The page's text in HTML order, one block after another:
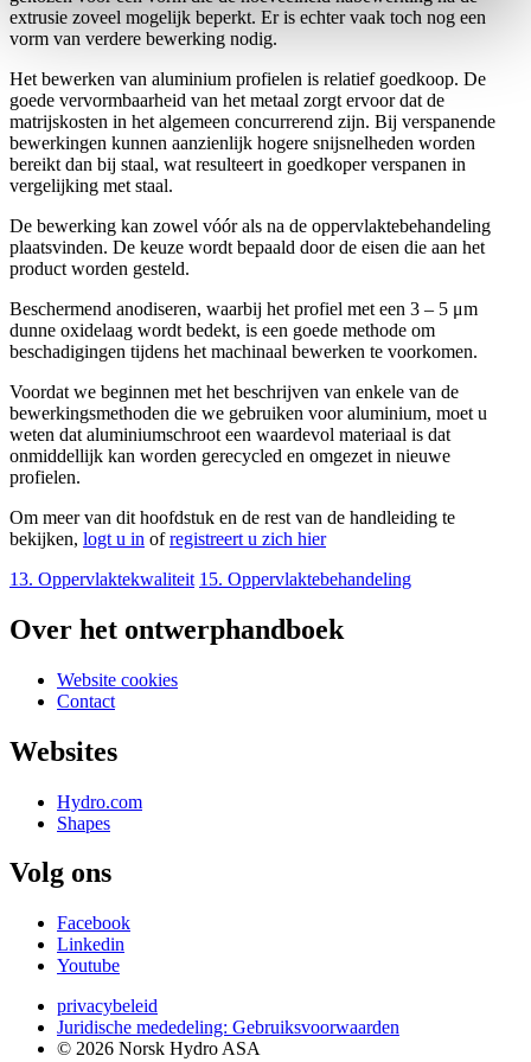
extrusie zoveel mogelijk beperkt. Er is echter vaak toch nog een
vorm van verdere bewerking nodig.
Het bewerken van aluminium profielen is relatief goedkoop. De
goede vervormbaarheid van het metaal zorgt ervoor dat de
matrijskosten in het algemeen concurrerend zijn. Bij verspanende
bewerkingen kunnen aanzienlijk hogere snijsnelheden worden
bereikt dan bij staal, wat resulteert in goedkoper verspanen in
vergelijking met staal.
De bewerking kan zowel vóór als na de oppervlaktebehandeling
plaatsvinden. De keuze wordt bepaald door de eisen die aan het
product worden gesteld.
Beschermend anodiseren, waarbij het profiel met een 3 – 5 μm
dunne oxidelaag wordt bedekt, is een goede methode om
beschadigingen tijdens het machinaal bewerken te voorkomen.
Voordat we beginnen met het beschrijven van enkele van de
bewerkingsmethoden die we gebruiken voor aluminium, moet u
weten dat aluminiumschroot een waardevol materiaal is dat
onmiddellijk kan worden gerecycled en omgezet in nieuwe
profielen.
Om meer van dit hoofdstuk en de rest van de handleiding te
bekijken, logt u in ofregistreert u zich hier
13. Oppervlaktekwaliteit 15. Oppervlaktebehandeling
Over het ontwerphandboek
Website cookies
Contact
Websites
Hydro.com
Shapes
Volg ons
Facebook
Linkedin
Youtube
privacybeleid
Juridische mededeling: Gebruiksvoorwaarden
© 2026 Norsk Hydro ASA